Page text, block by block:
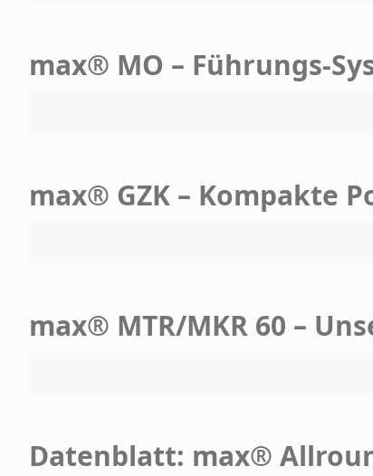
max® MO – Führungs-
max® GZK – Kompakte
max® MTR/MKR 60 –
Datenblatt: max®